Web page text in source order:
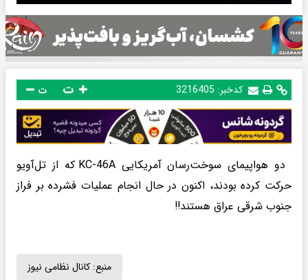
کدخبر: 3216405 ت
دو هواپیمای سوخت‌رسان آمریکایی KC-46A که از تل‌آویو
حرکت کرده بودند، اکنون در حال انجام عملیات فشرده بر فراز
جنوب شرقی عراق هستند‼️
منبع: کانال نظامی نیوز